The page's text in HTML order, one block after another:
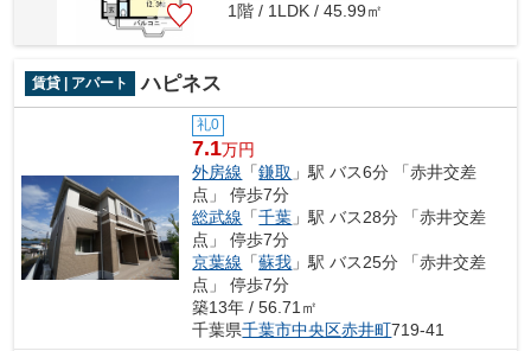
1階 / 1LDK / 45.99㎡
賃貸 | アパート ハピネス
礼0
7.1万円
外房線 「鎌取 」駅 バス6分 「赤井交差
点」 停歩7分
総武線 「千葉 」駅 バス28分 「赤井交差
点」 停歩7分
京葉線 「蘇我 」駅 バス25分 「赤井交差
点」 停歩7分
築13年 / 56.71㎡
千葉県千葉市中央区赤井町719-41